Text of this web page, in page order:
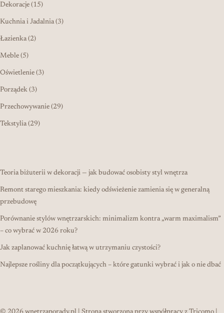
Dekoracje 1515 produktów
Kuchnia i Jadalnia 33 produkty
Łazienka 22 produkty
Meble 55 produktów
Oświetlenie 33 produkty
Porządek 33 produkty
Przechowywanie 2929 produktów
Tekstylia 2929 produktów
Teoria biżuterii w dekoracji — jak budować osobisty styl wnętrza
Remont starego mieszkania: kiedy odświeżenie zamienia się w generalną
przebudowę
Porównanie stylów wnętrzarskich: minimalizm kontra „warm maximalism”
– co wybrać w 2026 roku?
Jak zaplanować kuchnię łatwą w utrzymaniu czystości?
Najlepsze rośliny dla początkujących – które gatunki wybrać i jak o nie dbać